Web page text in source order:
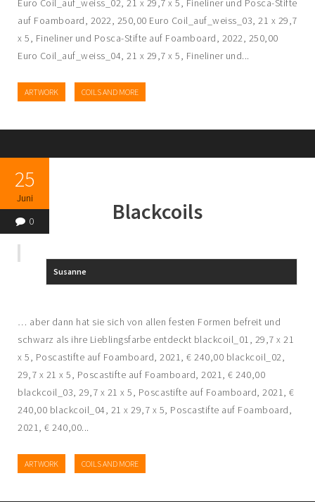
Euro Coil_auf_weiss_02, 21 x 29,7 x 5, Fineliner und Posca-Stifte
auf Foamboard, 2022, 250,00 Euro Coil_auf_weiss_03, 21 x 29,7
x 5, Fineliner und Posca-Stifte auf Foamboard, 2022, 250,00
Euro Coil_auf_weiss_04, 21 x 29,7 x 5, Fineliner und...
ARTWORK COILS AND MORE
25
Juni
0
Blackcoils
Susanne
… aber dann hat sie sich von allen festen Formen befreit und
schwarz als ihre Lieblingsfarbe entdeckt blackcoil_01, 29,7 x 21
x 5, Poscastifte auf Foamboard, 2021, € 240,00 blackcoil_02,
29,7 x 21 x 5, Poscastifte auf Foamboard, 2021, € 240,00
blackcoil_03, 29,7 x 21 x 5, Poscastifte auf Foamboard, 2021, €
240,00 blackcoil_04, 21 x 29,7 x 5, Poscastifte auf Foamboard,
2021, € 240,00...
ARTWORK COILS AND MORE